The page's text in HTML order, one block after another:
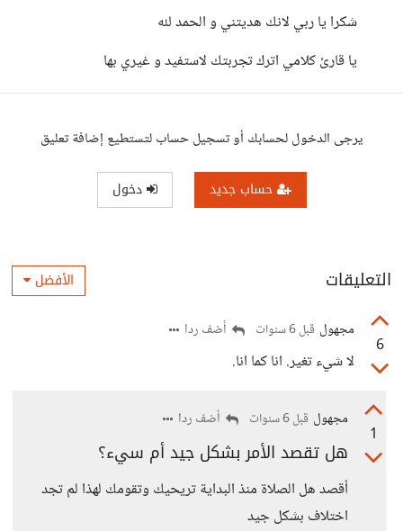
شكرا يا ربي لانك هديتني و الحمد لله
يا قارئ كلامي اترك تجربتك لاستفيد و غيري بها
يرجى الدخول لحسابك أو تسجيل حساب لتستطيع إضافة تعليق
حساب جديد دخول
التعليقات الأفضل
6
مجهول قبل 6 سنوات أضف ردا
لا شيء تغير. انا كما انا.
1
مجهول قبل 6 سنوات أضف ردا
هل تقصد الأمر بشكل جيد أم سيء؟
أقصد هل الصلاة منذ البداية تريحيك وتقومك لهذا لم تجد
اختلاف بشكل جيد